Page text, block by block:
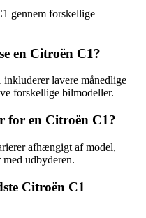
gennem forskellige
en Citroën C1?
inkluderer lavere månedlige
forskellige bilmodeller.
for en Citroën C1?
afhængigt af model,
udbyderen.
Citroën C1